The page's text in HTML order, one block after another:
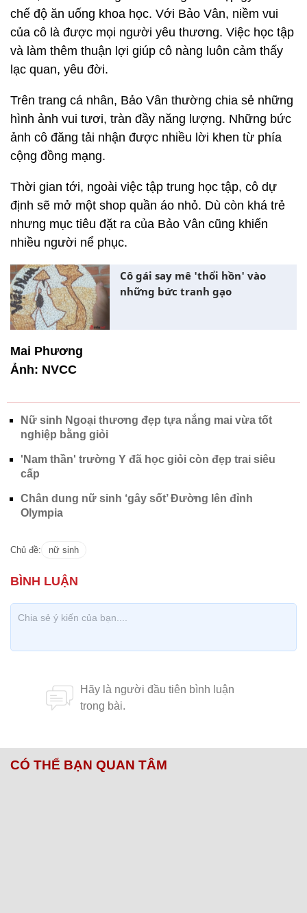
chế độ ăn uống khoa học. Với Bảo Vân, niềm vui
của cô là được mọi người yêu thương. Việc học tập
và làm thêm thuận lợi giúp cô nàng luôn cảm thấy
lạc quan, yêu đời.
Trên trang cá nhân, Bảo Vân thường chia sẻ những
hình ảnh vui tươi, tràn đầy năng lượng. Những bức
ảnh cô đăng tải nhận được nhiều lời khen từ phía
cộng đồng mạng.
Thời gian tới, ngoài việc tập trung học tập, cô dự
định sẽ mở một shop quần áo nhỏ. Dù còn khá trẻ
nhưng mục tiêu đặt ra của Bảo Vân cũng khiến
nhiều người nể phục.
Cô gái say mê 'thổi hồn' vào
những bức tranh gạo
Mai Phương
Ảnh: NVCC
Nữ sinh Ngoại thương đẹp tựa nắng mai vừa tốt
nghiệp bằng giỏi
'Nam thần' trường Y đã học giỏi còn đẹp trai siêu
cấp
Chân dung nữ sinh ‘gây sốt’ Đường lên đỉnh
Olympia
Chủ đề: nữ sinh
CÓ THỂ BẠN QUAN TÂM